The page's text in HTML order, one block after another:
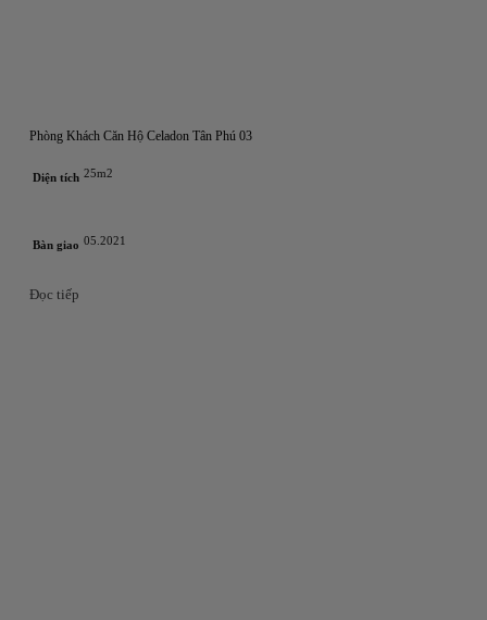
Phòng Khách Căn Hộ Celadon Tân Phú 03
Diện tích 25m2
Bàn giao 05.2021
Đọc tiếp